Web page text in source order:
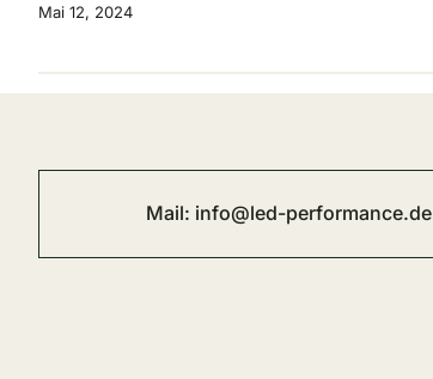
Mai 12, 2024
Mail: info@led-performance.de